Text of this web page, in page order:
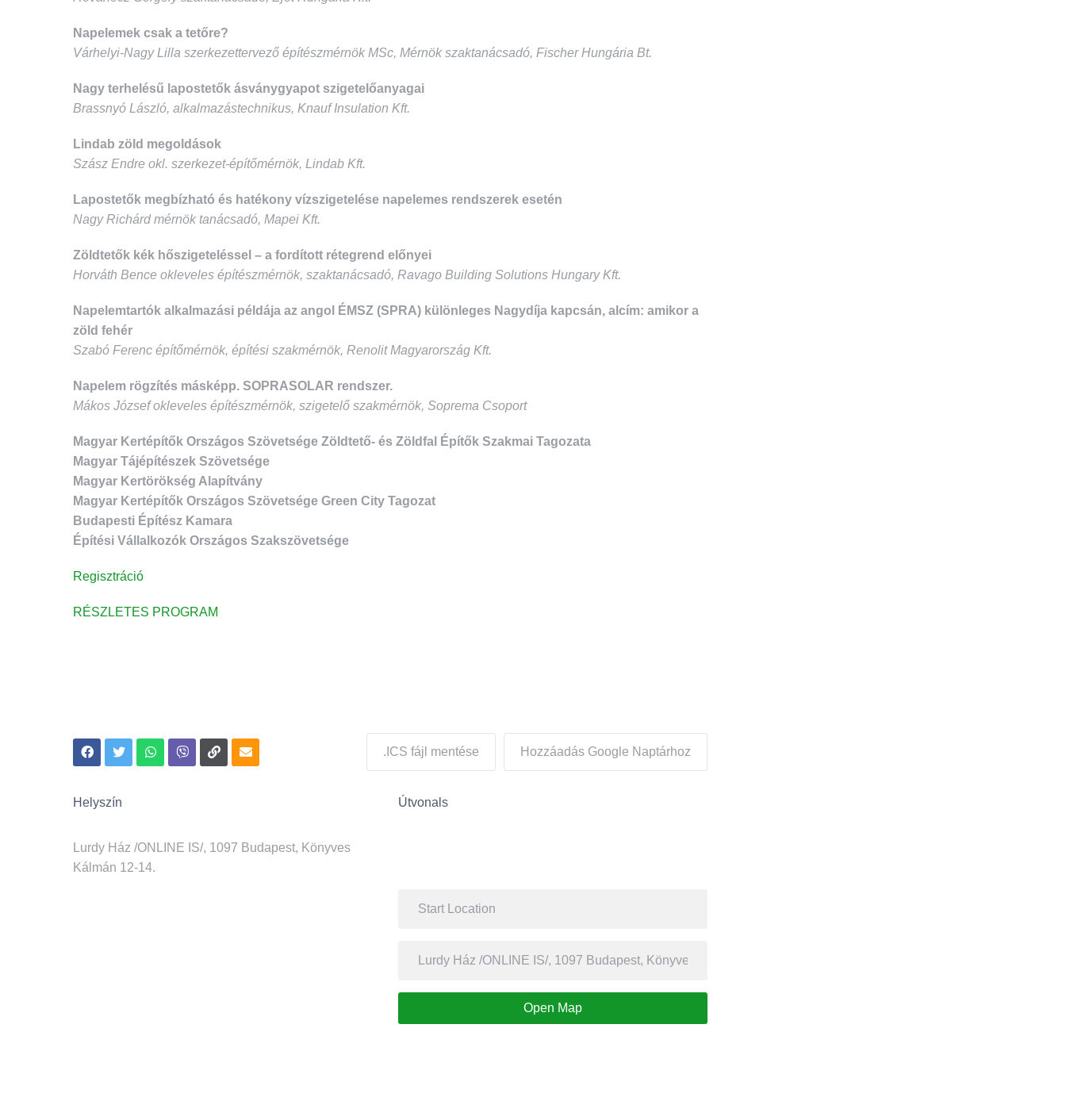
Napelemek csak a tetőre?
Várhelyi-Nagy Lilla szerkezettervező építészmérnök MSc, Mérnök szaktanácsadó, Fischer Hungária Bt.
Nagy terhelésű lapostetők ásványgyapot szigetelőanyagai
Brassnyó László, alkalmazástechnikus, Knauf Insulation Kft.
Lindab zöld megoldások
Szász Endre okl. szerkezet-építőmérnök, Lindab Kft.
Lapostetők megbízható és hatékony vízszigetelése napelemes rendszerek esetén
Nagy Richárd mérnök tanácsadó, Mapei Kft.
Zöldtetők kék hőszigeteléssel – a fordított rétegrend előnyei
Horváth Bence okleveles építészmérnök, szaktanácsadó, Ravago Building Solutions Hungary Kft.
Napelemtartók alkalmazási példája az angol ÉMSZ (SPRA) különleges Nagydíja kapcsán, alcím: amikor a
zöld fehér
Szabó Ferenc építőmérnök, építési szakmérnök, Renolit Magyarország Kft.
Napelem rögzítés másképp. SOPRASOLAR rendszer.
Mákos József okleveles építészmérnök, szigetelő szakmérnök, Soprema Csoport
Magyar Kertépítők Országos Szövetsége Zöldtető- és Zöldfal Építők Szakmai Tagozata
Magyar Tájépítészek Szövetsége
Magyar Kertörökség Alapítvány
Magyar Kertépítők Országos Szövetsége Green City Tagozat
Budapesti Építész Kamara
Építési Vállalkozók Országos Szakszövetsége
Regisztráció
RÉSZLETES PROGRAM
.ICS fájl mentése Hozzáadás Google Naptárhoz
Helyszín
Lurdy Ház /ONLINE IS/, 1097 Budapest, Könyves
Kálmán 12-14.
Útvonals
Open Map